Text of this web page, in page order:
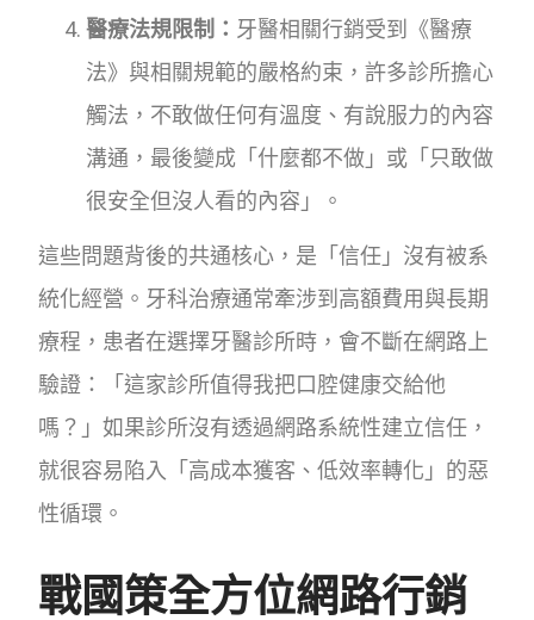
醫療法規限制： 牙醫相關行銷受到《醫療
法》與相關規範的嚴格約束，許多診所擔心
觸法，不敢做任何有溫度、有說服力的內容
溝通，最後變成「什麼都不做」或「只敢做
很安全但沒人看的內容」。
這些問題背後的共通核心，是「信任」沒有被系
統化經營。牙科治療通常牽涉到高額費用與長期
療程，患者在選擇牙醫診所時，會不斷在網路上
驗證：「這家診所值得我把口腔健康交給他
嗎？」如果診所沒有透過網路系統性建立信任，
就很容易陷入「高成本獲客、低效率轉化」的惡
性循環。
戰國策全方位網路行銷